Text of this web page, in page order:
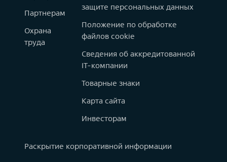
Партнерам
Охрана
труда
защите персональных данных
Положение по обработке
файлов cookie
Сведения об аккредитованной
IT-компании
Товарные знаки
Карта сайта
Инвесторам
Раскрытие корпоративной информации